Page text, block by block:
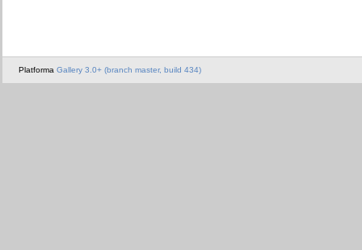
Platforma Gallery 3.0+ (branch master, build 434)